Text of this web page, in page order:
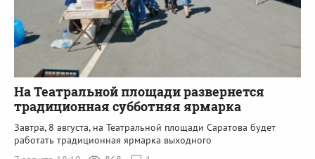
На Театральной площади развернется
традиционная субботняя ярмарка
Завтра, 8 августа, на Театральной площади Саратова будет
работать традиционная ярмарка выходного